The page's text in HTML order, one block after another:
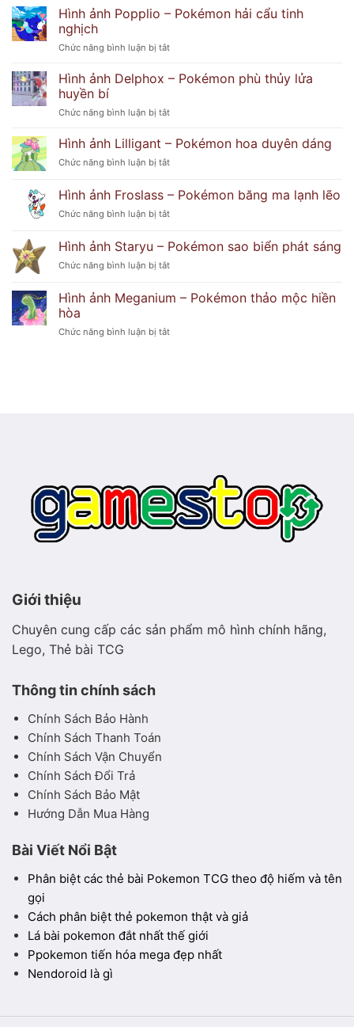
Dễ
Bí
ảnh
Lusamine
thần
đoán
Hình ảnh Popplio – Pokémon hải cẩu tinh
nghịch
Chức năng bình luận bị tắtở
ảnh
Popplio
Pokémon
cẩu
nghịch
Hình ảnh Delphox – Pokémon phù thủy lửa
huyền bí
Chức năng bình luận bị tắtở
ảnh
Delphox
–
phù
lửa
bí
Hình ảnh Lilligant – Pokémon hoa duyên dáng
Chức năng bình luận bị tắtở
ảnh
Lilligant
–
hoa
dáng
Hình ảnh Froslass – Pokémon băng ma lạnh lẽo
Chức năng bình luận bị tắtở
ảnh
Froslass
–
băng
lẽo
Hình ảnh Staryu – Pokémon sao biển phát sáng
Chức năng bình luận bị tắtở
Staryu
Pokémon
Hình ảnh Meganium – Pokémon thảo mộc hiền
hòa
Chức năng bình luận bị tắtở
Giới thiệu
Chuyên cung cấp các sản phẩm mô hình chính hãng,
Lego, Thẻ bài TCG
Thông tin chính sách
Chính Sách Bảo Hành
Chính Sách Thanh Toán
Chính Sách Vận Chuyển
Chính Sách Đổi Trả
Chính Sách Bảo Mật
Hướng Dẫn Mua Hàng
Bài Viết Nổi Bật
Phân biệt các thẻ bài Pokemon TCG theo độ hiếm và tên
gọi
Cách phân biệt thẻ pokemon thật và giả
Lá bài pokemon đắt nhất thế giới
Ppokemon tiến hóa mega đẹp nhất
Nendoroid là gì